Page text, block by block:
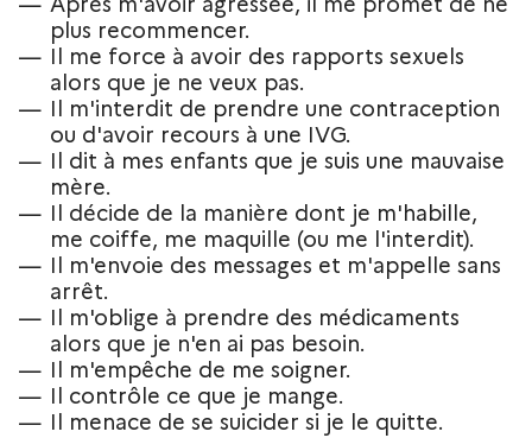
plus recommencer.
Il me force à avoir des rapports sexuels
alors que je ne veux pas.
Il m'interdit de prendre une contraception
ou d'avoir recours à une IVG.
Il dit à mes enfants que je suis une mauvaise
mère.
Il décide de la manière dont je m'habille,
me coiffe, me maquille (ou me l'interdit).
Il m'envoie des messages et m'appelle sans
arrêt.
Il m'oblige à prendre des médicaments
alors que je n'en ai pas besoin.
Il m'empêche de me soigner.
Il contrôle ce que je mange.
Il menace de se suicider si je le quitte.